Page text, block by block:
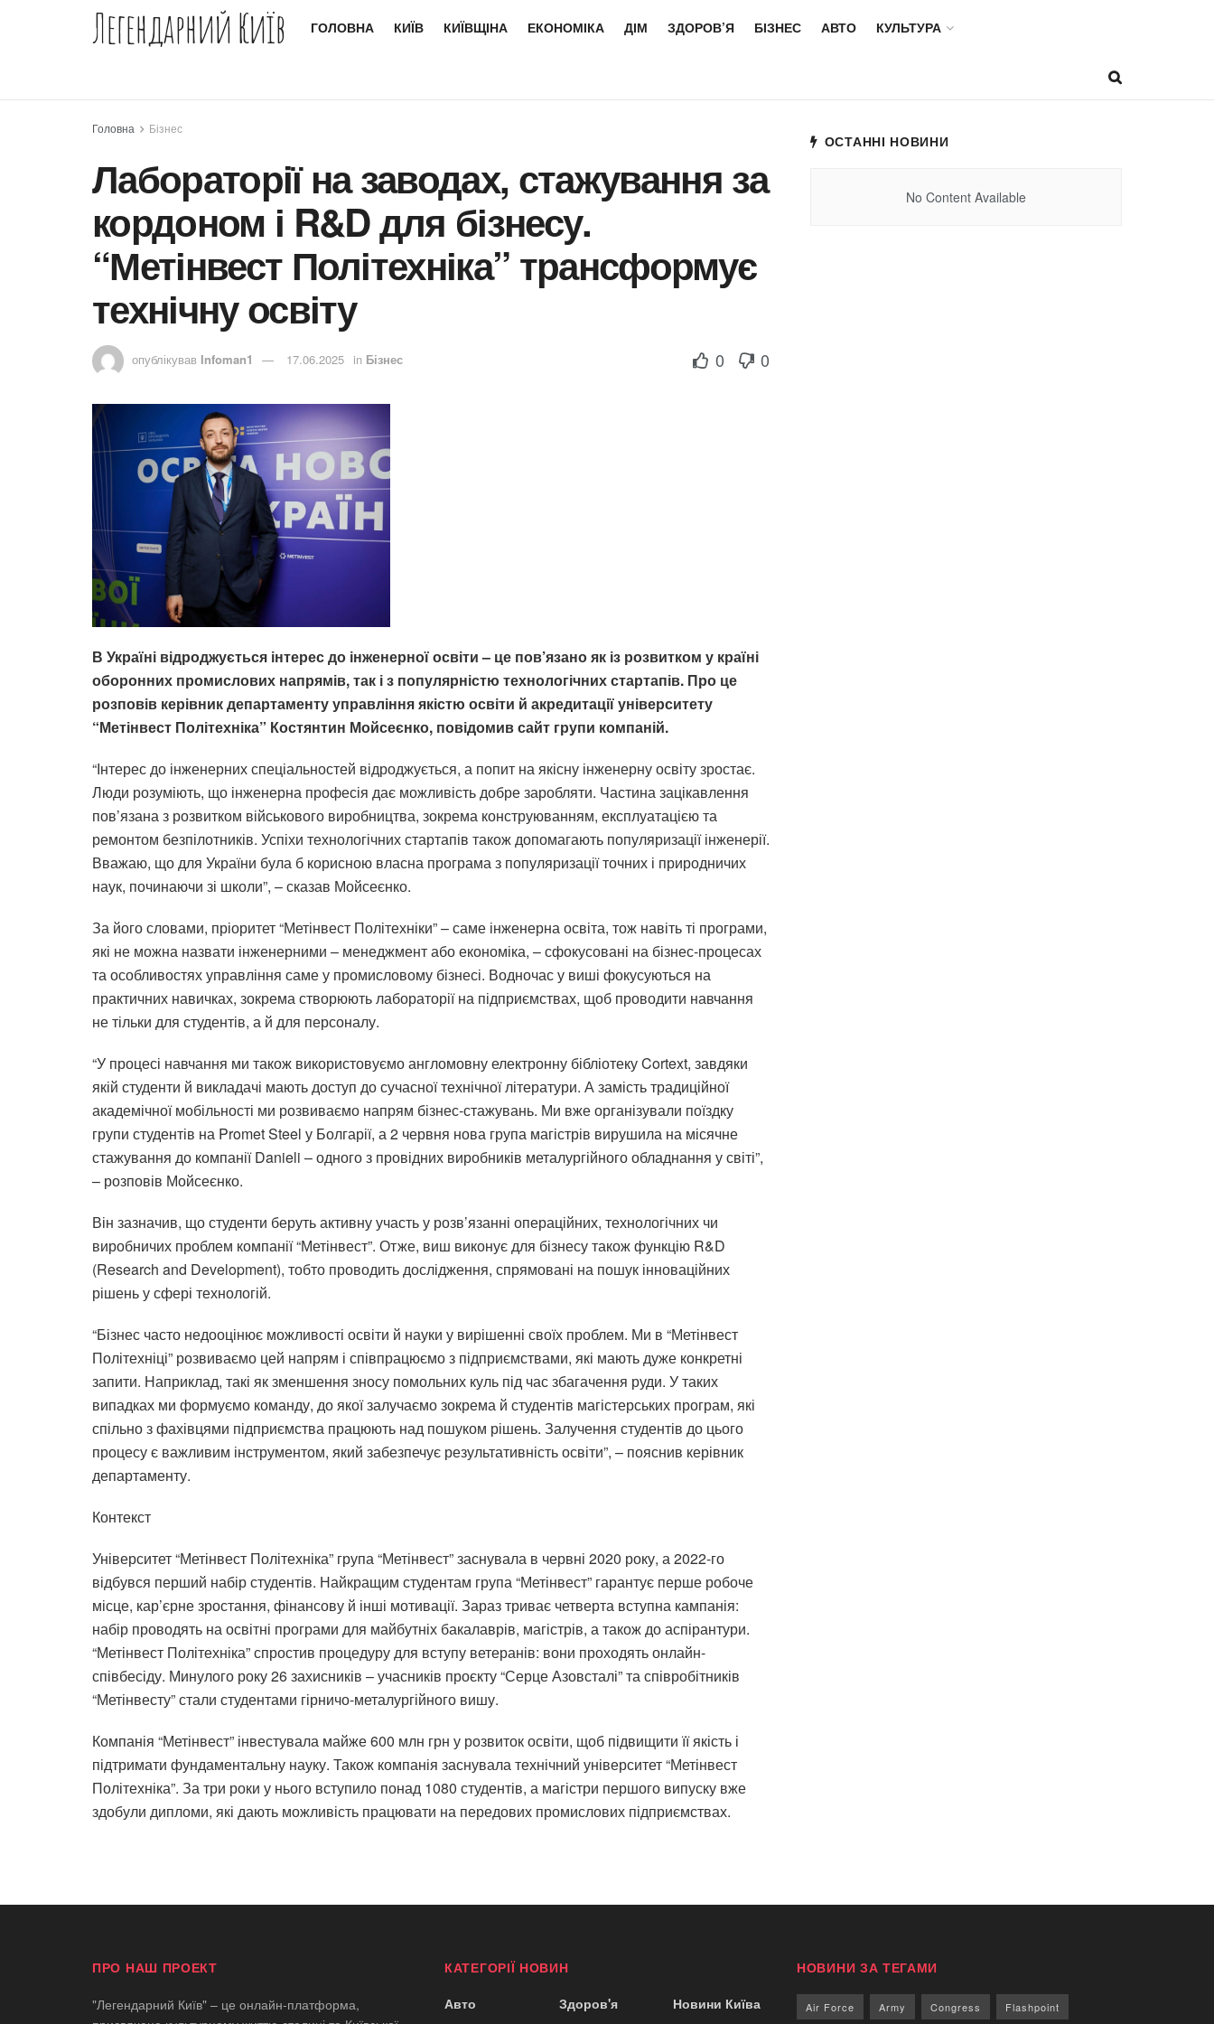
Легендарний Київ ГОЛОВНА КИЇВ КИЇВЩІНА ЕКОНОМІКА ДІМ ЗДОРОВ’Я БІЗНЕС АВТО КУЛЬТУРА
Головна Бізнес
Лабораторії на заводах, стажування за
кордоном і R&D для бізнесу.
“Метінвест Політехніка” трансформує
технічну освіту
опублікував Infoman1 17.06.2025 in Бізнес 0 0
В Україні відроджується інтерес до інженерної освіти – це пов’язано як із розвитком у країні
оборонних промислових напрямів, так і з популярністю технологічних стартапів. Про це
розповів керівник департаменту управління якістю освіти й акредитації університету
“Метінвест Політехніка” Костянтин Мойсеєнко, повідомив сайт групи компаній.
“Інтерес до інженерних спеціальностей відроджується, а попит на якісну інженерну освіту зростає.
Люди розуміють, що інженерна професія дає можливість добре заробляти. Частина зацікавлення
пов’язана з розвитком військового виробництва, зокрема конструюванням, експлуатацією та
ремонтом безпілотників. Успіхи технологічних стартапів також допомагають популяризації інженерії.
Вважаю, що для України була б корисною власна програма з популяризації точних і природничих
наук, починаючи зі школи”, – сказав Мойсеєнко.
За його словами, пріоритет “Метінвест Політехніки” – саме інженерна освіта, тож навіть ті програми,
які не можна назвати інженерними – менеджмент або економіка, – сфокусовані на бізнес-процесах
та особливостях управління саме у промисловому бізнесі. Водночас у виші фокусуються на
практичних навичках, зокрема створюють лабораторії на підприємствах, щоб проводити навчання
не тільки для студентів, а й для персоналу.
“У процесі навчання ми також використовуємо англомовну електронну бібліотеку Cortext, завдяки
якій студенти й викладачі мають доступ до сучасної технічної літератури. А замість традиційної
академічної мобільності ми розвиваємо напрям бізнес-стажувань. Ми вже організували поїздку
групи студентів на Promet Steel у Болгарії, а 2 червня нова група магістрів вирушила на місячне
стажування до компанії Danieli – одного з провідних виробників металургійного обладнання у світі”,
– розповів Мойсеєнко.
Він зазначив, що студенти беруть активну участь у розв’язанні операційних, технологічних чи
виробничих проблем компанії “Метінвест”. Отже, виш виконує для бізнесу також функцію R&D
(Research and Development), тобто проводить дослідження, спрямовані на пошук інноваційних
рішень у сфері технологій.
“Бізнес часто недооцінює можливості освіти й науки у вирішенні своїх проблем. Ми в “Метінвест
Політехніці” розвиваємо цей напрям і співпрацюємо з підприємствами, які мають дуже конкретні
запити. Наприклад, такі як зменшення зносу помольних куль під час збагачення руди. У таких
випадках ми формуємо команду, до якої залучаємо зокрема й студентів магістерських програм, які
спільно з фахівцями підприємства працюють над пошуком рішень. Залучення студентів до цього
процесу є важливим інструментом, який забезпечує результативність освіти”, – пояснив керівник
департаменту.
Контекст
Університет “Метінвест Політехніка” група “Метінвест” заснувала в червні 2020 року, а 2022-го
відбувся перший набір студентів. Найкращим студентам група “Метінвест” гарантує перше робоче
місце, кар’єрне зростання, фінансову й інші мотивації. Зараз триває четверта вступна кампанія:
набір проводять на освітні програми для майбутніх бакалаврів, магістрів, а також до аспірантури.
“Метінвест Політехніка” спростив процедуру для вступу ветеранів: вони проходять онлайн-
співбесіду. Минулого року 26 захисників – учасників проєкту “Серце Азовсталі” та співробітників
“Метінвесту” стали студентами гірничо-металургійного вишу.
Компанія “Метінвест” інвестувала майже 600 млн грн у розвиток освіти, щоб підвищити її якість і
підтримати фундаментальну науку. Також компанія заснувала технічний університет “Метінвест
Політехніка”. За три роки у нього вступило понад 1080 студентів, а магістри першого випуску вже
здобули дипломи, які дають можливість працювати на передових промислових підприємствах.
ОСТАННІ НОВИНИ
No Content Available
ПРО НАШ ПРОЕКТ
"Легендарний Київ" – це онлайн-платформа,
КАТЕГОРІЇ НОВИН
Авто
Здоров'я
Новини Київа
НОВИНИ ЗА ТЕГАМИ
Air Force Army Congress Flashpoint